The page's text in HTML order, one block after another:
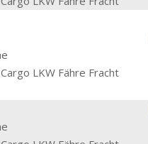
LKW Fähre Fracht